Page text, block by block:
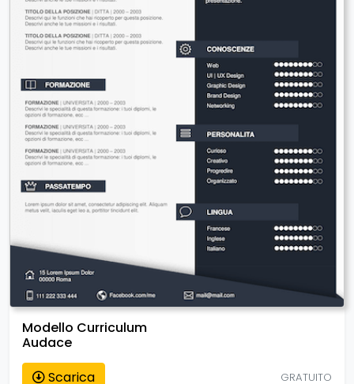
Modello Curriculum
Audace
Scarica
GRATUITO